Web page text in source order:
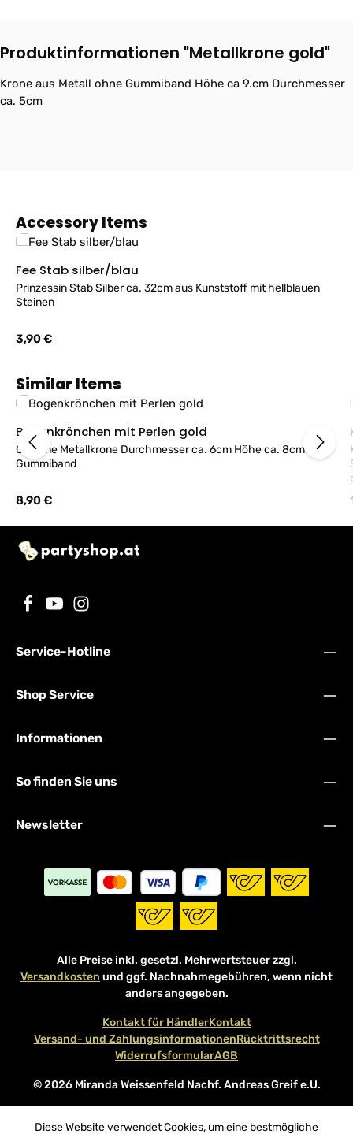
Produktinformationen "Metallkrone gold"
Krone aus Metall ohne Gummiband Höhe ca 9.cm Durchmesser
ca. 5cm
Produktgalerie überspringen
Accessory Items
Fee Stab silber/blau
Prinzessin Stab Silber ca. 32cm aus Kunststoff mit hellblauen
Steinen
Regulärer Preis:
3,90 €
Produktgalerie überspringen
Similar Items
Bogenkrönchen mit Perlen gold
Goldene Metallkrone Durchmesser ca. 6cm Höhe ca. 8cm mit
Gummiband
Regulärer Preis:
8,90 €
Service-Hotline
Shop Service
Informationen
So finden Sie uns
Newsletter
Alle Preise inkl. gesetzl. Mehrwertsteuer zzgl.
Versandkosten und ggf. Nachnahmegebühren, wenn nicht
anders angegeben.
© 2026 Miranda Weissenfeld Nachf. Andreas Greif e.U.
Kontakt für HändlerKontakt
Versand- und ZahlungsinformationenRücktrittsrecht
WiderrufsformularAGB
Diese Website verwendet Cookies, um eine bestmögliche